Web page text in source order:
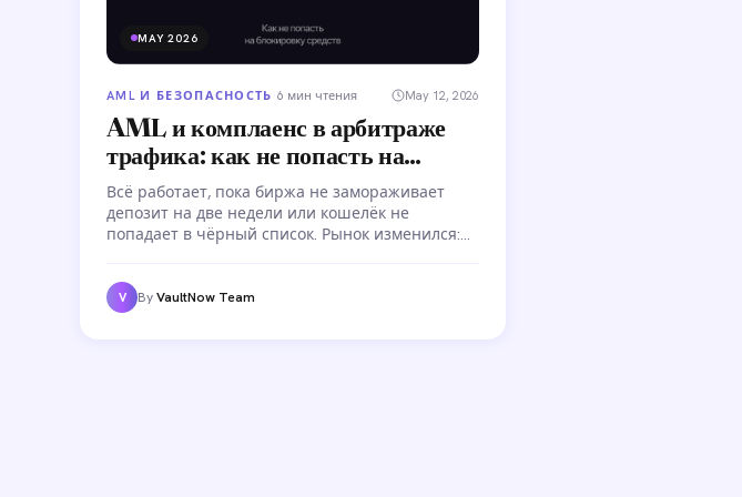
MAY 2026
AML И БЕЗОПАСНОСТЬ ·6 мин чтения May 12, 2026
AML и комплаенс в арбитраже
трафика: как не попасть на
блокировку средств
Всё работает, пока биржа не замораживает
депозит на две недели или кошелёк не
попадает в чёрный список. Рынок изменился:
кампании. Разбираемся, как устроена AML-
проверка и как выстроить процесс для
V ByVaultNow Team